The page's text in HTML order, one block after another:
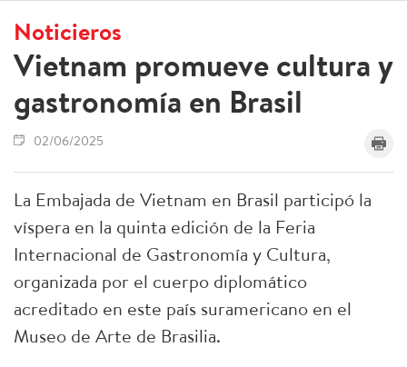
Noticieros
Vietnam promueve cultura y
gastronomía en Brasil
02/06/2025
La Embajada de Vietnam en Brasil participó la
víspera en la quinta edición de la Feria
Internacional de Gastronomía y Cultura,
organizada por el cuerpo diplomático
acreditado en este país suramericano en el
Museo de Arte de Brasilia.